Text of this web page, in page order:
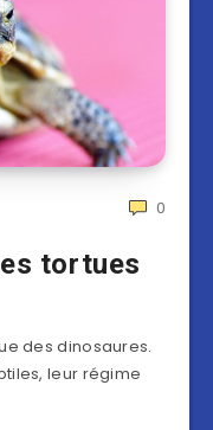
0
tortues
des dinosaures.
leur régime